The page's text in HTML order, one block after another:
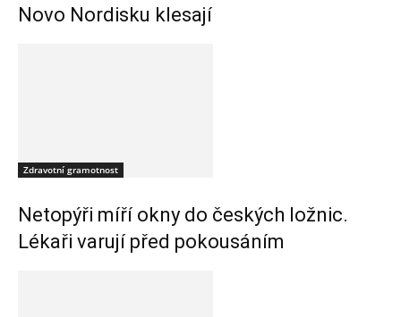
Novo Nordisku klesají
Zdravotní gramotnost
Netopýři míří okny do českých ložnic.
Lékaři varují před pokousáním